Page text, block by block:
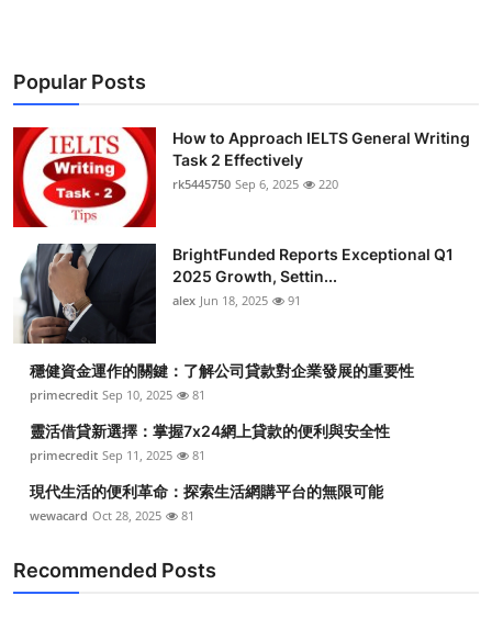
Popular Posts
How to Approach IELTS General Writing
Task 2 Effectively
rk5445750 Sep 6, 2025 220
BrightFunded Reports Exceptional Q1
2025 Growth, Settin...
alex Jun 18, 2025 91
穩健資金運作的關鍵：了解公司貸款對企業發展的重要性
primecredit Sep 10, 2025 81
靈活借貸新選擇：掌握7x24網上貸款的便利與安全性
primecredit Sep 11, 2025 81
現代生活的便利革命：探索生活網購平台的無限可能
wewacard Oct 28, 2025 81
Recommended Posts